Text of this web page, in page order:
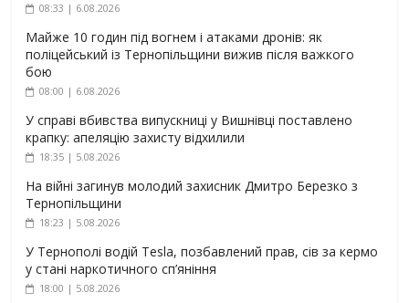
08:33 | 6.08.2026
Майже 10 годин під вогнем і атаками дронів: як
поліцейський із Тернопільщини вижив після важкого
бою
08:00 | 6.08.2026
У справі вбивства випускниці у Вишнівці поставлено
крапку: апеляцію захисту відхилили
18:35 | 5.08.2026
На війні загинув молодий захисник Дмитро Березко з
Тернопільщини
18:23 | 5.08.2026
У Тернополі водій Tesla, позбавлений прав, сів за кермо
у стані наркотичного сп’яніння
18:00 | 5.08.2026